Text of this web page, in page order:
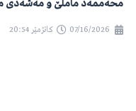
محەممەد ماملێ و مەشەدی
07/16/2026 کاتژمێر 20:54